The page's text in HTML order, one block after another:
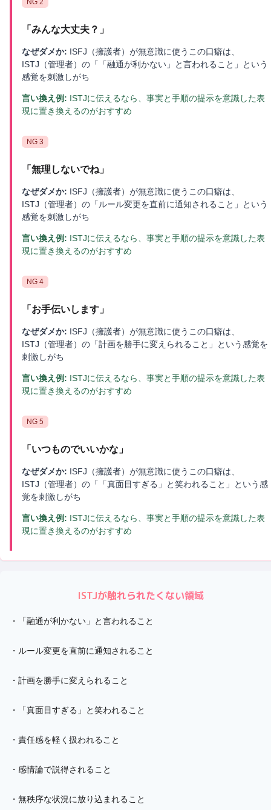
「 みんな大丈夫？ 」
なぜダメか: ISFJ（擁護者）が無意識に使うこの口癖は、
ISTJ（管理者）の「「融通が利かない」と言われること」という
感覚を刺激しがち
言い換え例: ISTJに伝えるなら、事実と手順の提示を意識した表
現に置き換えるのがおすすめ
NG 3
「 無理しないでね 」
なぜダメか: ISFJ（擁護者）が無意識に使うこの口癖は、
ISTJ（管理者）の「ルール変更を直前に通知されること」という
感覚を刺激しがち
言い換え例: ISTJに伝えるなら、事実と手順の提示を意識した表
現に置き換えるのがおすすめ
NG 4
「 お手伝いします 」
なぜダメか: ISFJ（擁護者）が無意識に使うこの口癖は、
ISTJ（管理者）の「計画を勝手に変えられること」という感覚を
刺激しがち
言い換え例: ISTJに伝えるなら、事実と手順の提示を意識した表
現に置き換えるのがおすすめ
NG 5
「 いつものでいいかな 」
なぜダメか: ISFJ（擁護者）が無意識に使うこの口癖は、
ISTJ（管理者）の「「真面目すぎる」と笑われること」という感
覚を刺激しがち
言い換え例: ISTJに伝えるなら、事実と手順の提示を意識した表
現に置き換えるのがおすすめ
ISTJが触れられたくない領域
・ 「融通が利かない」と言われること
・ ルール変更を直前に通知されること
・ 計画を勝手に変えられること
・ 「真面目すぎる」と笑われること
・ 責任感を軽く扱われること
・ 感情論で説得されること
・ 無秩序な状況に放り込まれること